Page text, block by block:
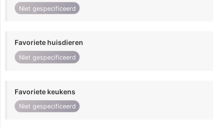
Niet gespecificeerd
Favoriete huisdieren
Niet gespecificeerd
Favoriete keukens
Niet gespecificeerd